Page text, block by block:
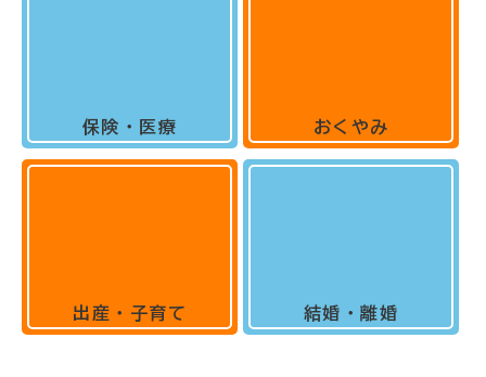
保険・医療
出産・子育て
おくやみ
結婚・離婚